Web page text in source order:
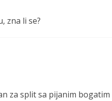
zna li se?
za split sa pijanim bogatim